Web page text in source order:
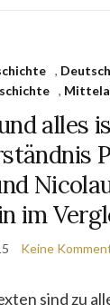
,
,
alles
im
Keine
sind zu